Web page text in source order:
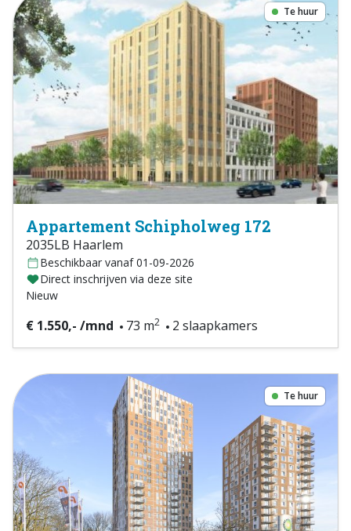
Te huur
Appartement Schipholweg 172
2035LB Haarlem
Beschikbaar vanaf 01-09-2026
Direct inschrijven via deze site
Nieuw
€ 1.550,- /mnd 73 m2 2 slaapkamers
Te huur